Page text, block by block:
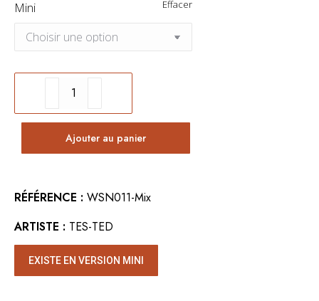
Mini Effacer
quantité
de
Pack
Duo
Le
RHINO
Sculpture
murale
Ajouter au panier
RÉFÉRENCE : WSN011-Mix
ARTISTE : TES-TED
EXISTE EN VERSION MINI